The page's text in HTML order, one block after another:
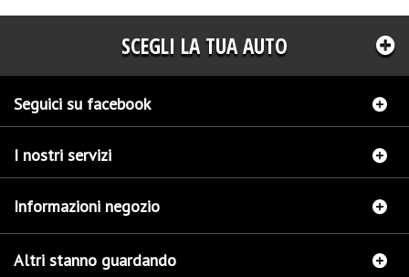
SCEGLI LA TUA AUTO
Seguici su facebook
I nostri servizi
Informazioni negozio
Altri stanno guardando